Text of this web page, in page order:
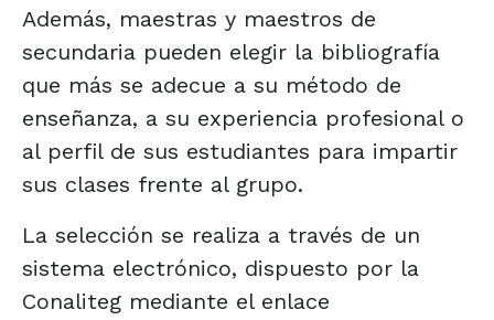
Además, maestras y maestros de
secundaria pueden elegir la bibliografía
que más se adecue a su método de
enseñanza, a su experiencia profesional o
al perfil de sus estudiantes para impartir
sus clases frente al grupo.
La selección se realiza a través de un
sistema electrónico, dispuesto por la
Conaliteg mediante el enlace